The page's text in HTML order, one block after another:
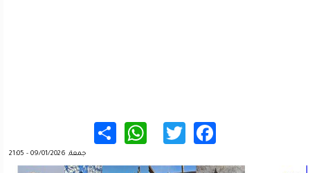
Facebook
Twitter
WhatsApp
جمعة, 09/01/2026 - 21:05